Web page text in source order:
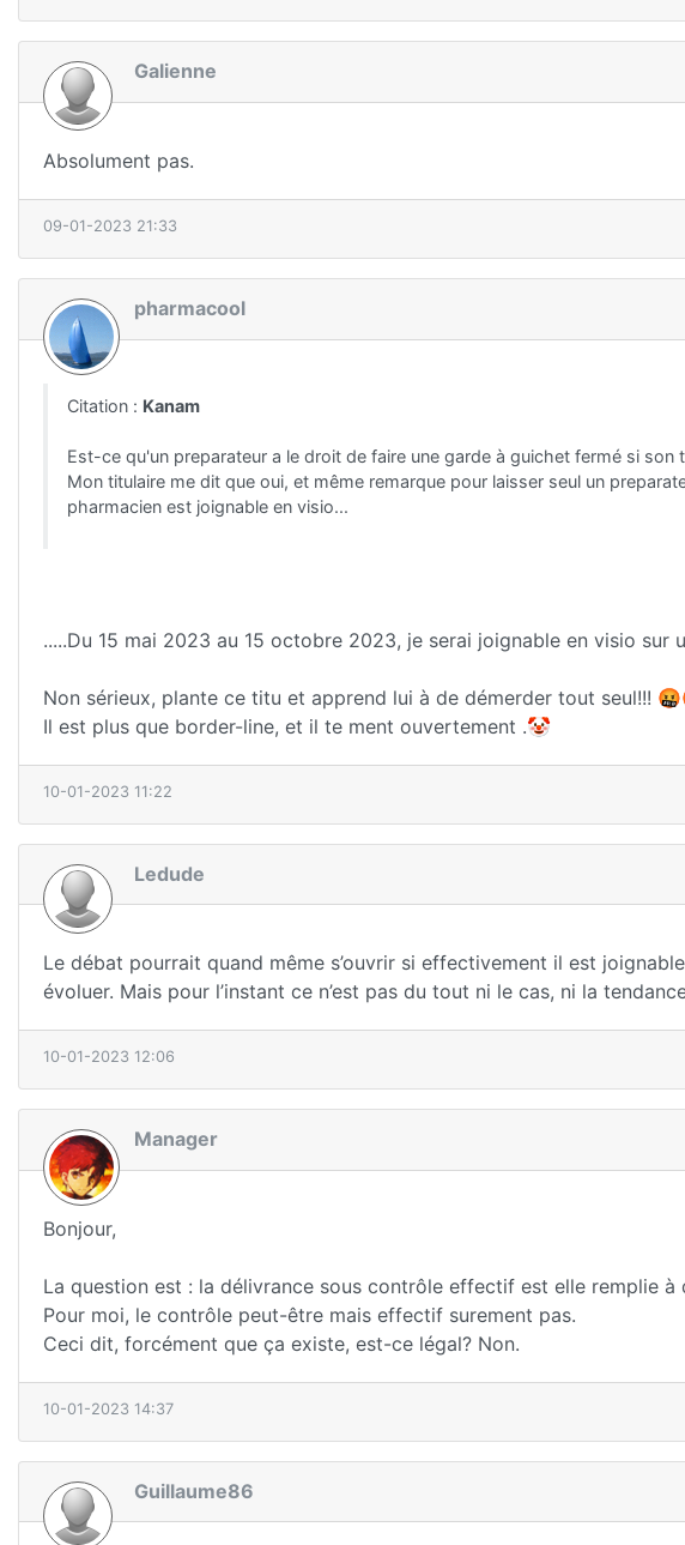
Galienne
Absolument pas.
09-01-2023 21:33
pharmacool
Citation : Kanam
Est-ce qu'un preparateur a le droit de faire une garde à guichet fermé si son
Mon titulaire me dit que oui, et même remarque pour laisser seul un
pharmacien est joignable en visio...
.....Du 15 mai 2023 au 15 octobre 2023, je serai joignable en visio
Non sérieux, plante ce titu et apprend lui à de démerder tout seul!!!
Il est plus que border-line, et il te ment ouvertement .🤡
10-01-2023 11:22
Ledude
Le débat pourrait quand même s’ouvrir si effectivement il est
évoluer. Mais pour l’instant ce n’est pas du tout ni le cas, ni la
10-01-2023 12:06
Manager
Bonjour,
La question est : la délivrance sous contrôle effectif est elle remplie à
Pour moi, le contrôle peut-être mais effectif surement pas.
Ceci dit, forcément que ça existe, est-ce légal? Non.
10-01-2023 14:37
Guillaume86